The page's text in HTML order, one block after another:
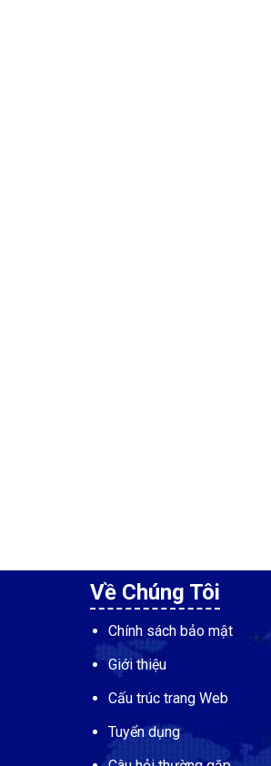
Về Chúng Tôi
Chính sách bảo mật
Giới thiệu
Cấu trúc trang Web
Tuyển dụng